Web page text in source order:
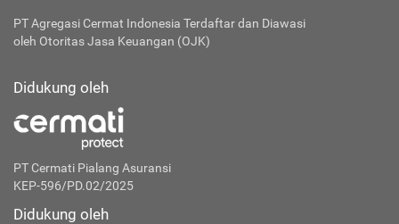
PT Agregasi Cermat Indonesia Terdaftar dan Diawasi
oleh Otoritas Jasa Keuangan (OJK)
Didukung oleh
PT Cermati Pialang Asuransi
KEP-596/PD.02/2025
Didukung oleh